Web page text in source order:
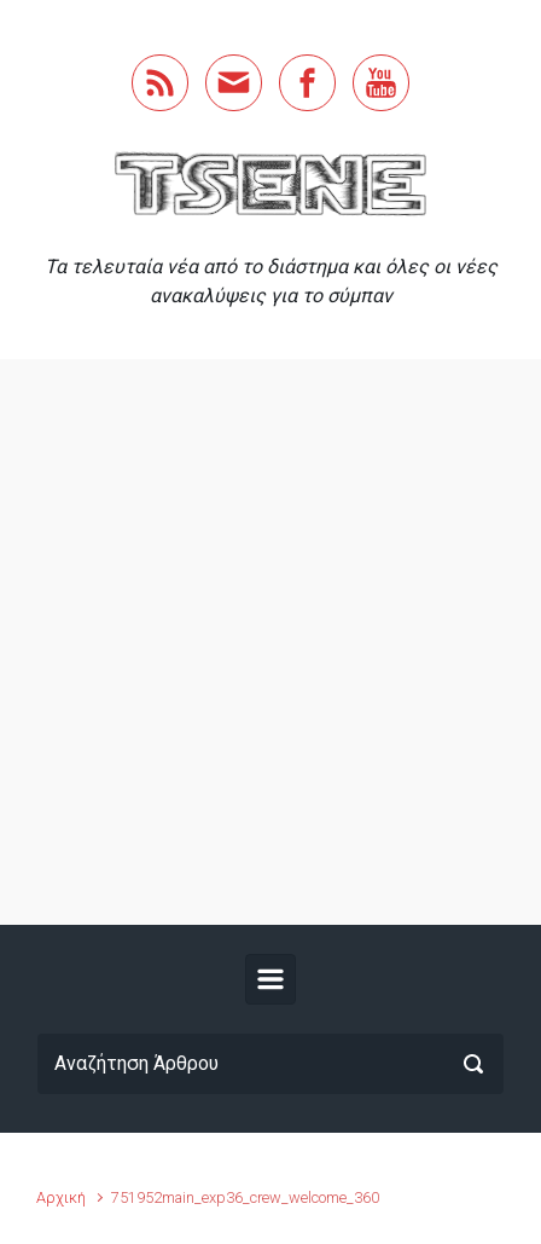
Τα τελευταία νέα από το διάστημα και όλες οι νέες
ανακαλύψεις για το σύμπαν
Αρχική 751952main_exp36_crew_welcome_360